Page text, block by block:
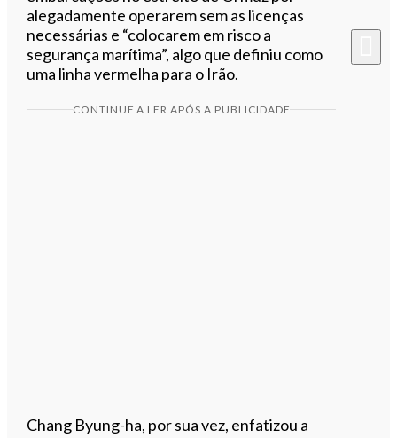
alegadamente operarem sem as licenças
necessárias e “colocarem em risco a
segurança marítima”, algo que definiu como
uma linha vermelha para o Irão.
CONTINUE A LER APÓS A PUBLICIDADE
Chang Byung-ha, por sua vez, enfatizou a